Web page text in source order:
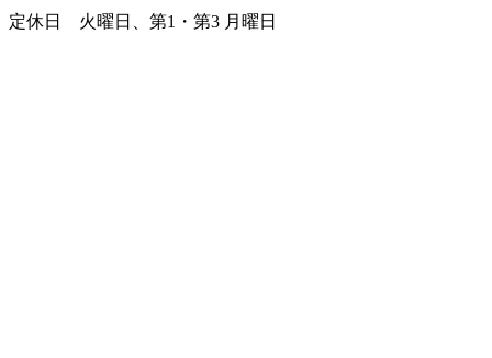
定休日 火曜日、第1・第3 月曜日